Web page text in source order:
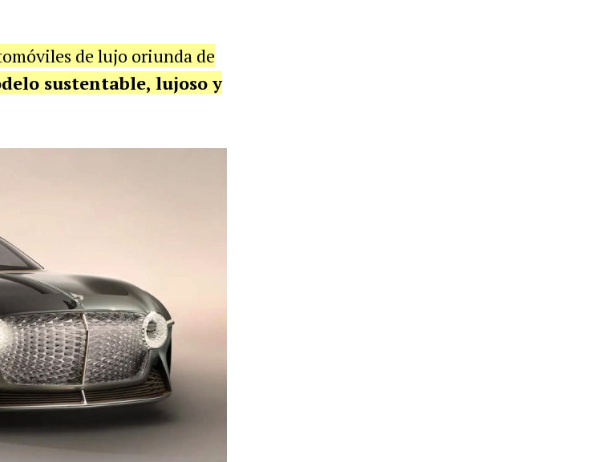
de lujo oriunda de
sustentable, lujoso y